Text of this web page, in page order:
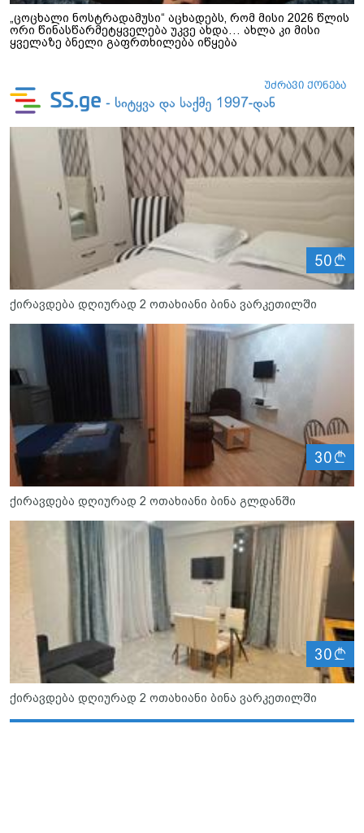
„ცოცხალი ნოსტრადამუსი“ აცხადებს, რომ მისი 2026 წლის
ორი წინასწარმეტყველება უკვე ახდა… ახლა კი მისი
ყველაზე ბნელი გაფრთხილება იწყება
50
ქირავდება დღიურად 2 ოთახიანი ბინა ვარკეთილში
30
ქირავდება დღიურად 2 ოთახიანი ბინა გლდანში
30
ქირავდება დღიურად 2 ოთახიანი ბინა ვარკეთილში